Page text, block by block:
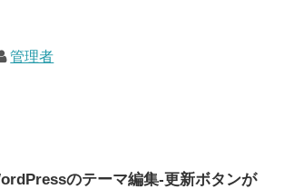
管理者
のテーマ編集-更新ボタンが